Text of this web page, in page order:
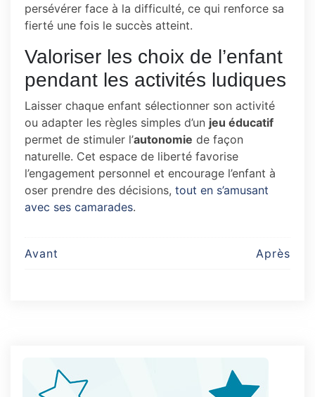
persévérer face à la difficulté, ce qui renforce sa
fierté une fois le succès atteint.
Valoriser les choix de l’enfant
pendant les activités ludiques
Laisser chaque enfant sélectionner son activité
ou adapter les règles simples d’un jeu éducatif
permet de stimuler l’autonomie de façon
naturelle. Cet espace de liberté favorise
l’engagement personnel et encourage l’enfant à
oser prendre des décisions, tout en s’amusant
avec ses camarades.
Post
Avant Après